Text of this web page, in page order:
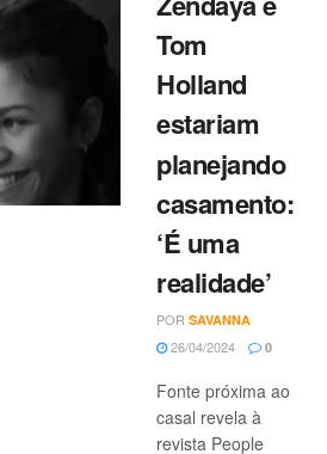
Tom
Holland
estariam
planejando
casamento:
‘É uma
realidade’
POR SAVANNA
26/04/2024 0
Fonte próxima ao
casal revela à
revista People